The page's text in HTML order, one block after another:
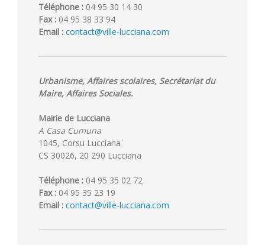
Téléphone : 04 95 30 14 30
Fax : 04 95 38 33 94
Email : contact@ville-lucciana.com
Urbanisme, Affaires scolaires, Secrétariat du
Maire, Affaires Sociales.
Mairie de Lucciana
A Casa Cumuna
1045, Corsu Lucciana
CS 30026, 20 290 Lucciana
Téléphone : 04 95 35 02 72
Fax : 04 95 35 23 19
Email : contact@ville-lucciana.com